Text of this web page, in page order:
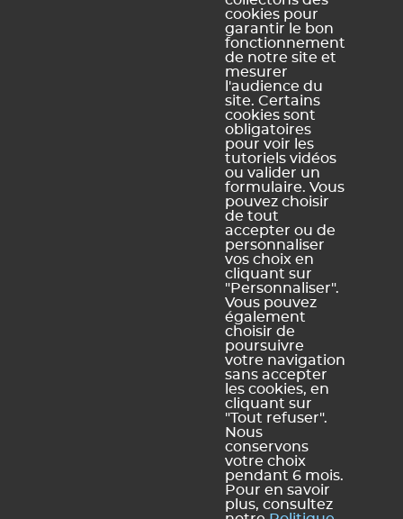
écrasera la base courante). Tous les utilisateurs
sont déconnectés, puis automatiquement
reconnectés à cette nouvelle base.
Ce contenu vous a été utile ?
Pas vraiment
https://docs.index-education.com/docs_fr/fr-edt-
support-fiche-58-1958-comment-consulter-une-
sauvegarde-ou-une-archive-sans-la-mettre-en-
service.php
Vous ne trouvez pas de réponse à votre question ?
Contactez notre assistance
Mentions légales et Conditions générales d'utilisation| Politique de
Conditions générales de vente
cookies pour
garantir le bon
fonctionnement
de notre site et
mesurer
l'audience du
site. Certains
cookies sont
obligatoires
pour voir les
tutoriels vidéos
ou valider un
formulaire. Vous
pouvez choisir
de tout
accepter ou de
personnaliser
vos choix en
cliquant sur
"Personnaliser".
Vous pouvez
également
choisir de
poursuivre
votre navigation
sans accepter
les cookies, en
cliquant sur
"Tout refuser".
Nous
conservons
votre choix
pendant 6 mois.
Pour en savoir
plus, consultez